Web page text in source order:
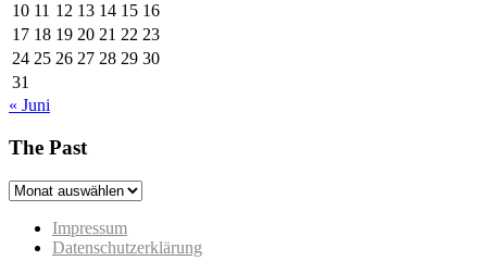
10 11 12 13 14 15 16
17 18 19 20 21 22 23
24 25 26 27 28 29 30
31
« Juni
The Past
The
Impressum
Datenschutzerklärung